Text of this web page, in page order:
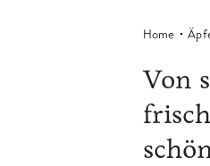
Home
Von